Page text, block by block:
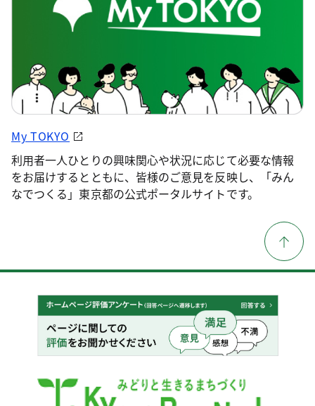
My TOKYO
利用者一人ひとりの興味関心や状況に応じて必要な情報
をお届けするとともに、皆様のご意見を反映し、「みん
なでつくる」東京都の公式ポータルサイトです。